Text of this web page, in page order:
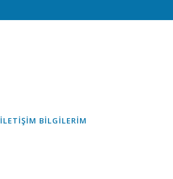
İLETIŞIM BILGILERIM